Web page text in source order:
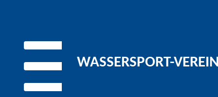
WASSERSPORT-